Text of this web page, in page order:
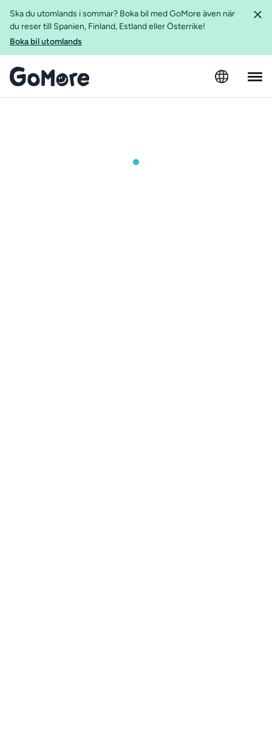
Ska du utomlands i sommar? Boka bil med GoMore även när
du reser till Spanien, Finland, Estland eller Österrike!
Boka bil utomlands